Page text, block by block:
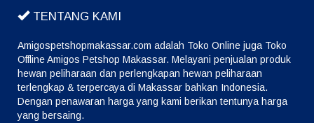
TENTANG KAMI
Amigospetshopmakassar.com adalah Toko Online juga Toko
Offline Amigos Petshop Makassar. Melayani penjualan produk
hewan peliharaan dan perlengkapan hewan peliharaan
terlengkap & terpercaya di Makassar bahkan Indonesia.
Dengan penawaran harga yang kami berikan tentunya harga
yang bersaing.